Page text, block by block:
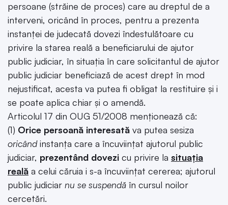
persoane (străine de proces) care au dreptul de a
interveni, oricând în proces, pentru a prezenta
instanței de judecată dovezi îndestulătoare cu
privire la starea reală a beneficiarului de ajutor
public judiciar, în situația în care solicitantul de ajutor
public judiciar beneficiază de acest drept în mod
nejustificat, acesta va putea fi obligat la restituire și i
se poate aplica chiar și o amendă.
Articolul 17 din OUG 51/2008 menționează că:
(1) Orice persoană interesată va putea sesiza
oricândinstanţa care a încuviinţat ajutorul public
judiciar, prezentând dovezi cu privire la situaţia
reală a celui căruia i s-a încuviinţat cererea; ajutorul
public judiciar nu se suspendă în cursul noilor
cercetări.